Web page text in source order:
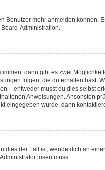
mehr anmelden können.
Administration.
dann gibt es zwei
folgen, die du erhalten hast.
– entweder musst du dies selbst
Anweisungen. Ansonsten
eingegeben wurde, dann
der Fall ist, wende dich an
lösen muss.